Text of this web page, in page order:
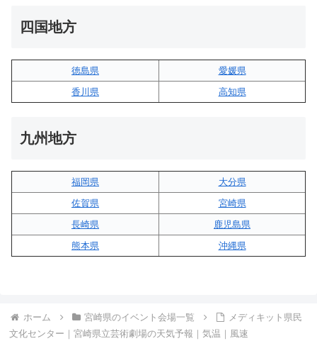
四国地方
徳島県
愛媛県
香川県
高知県
九州地方
福岡県
大分県
佐賀県
宮崎県
長崎県
鹿児島県
熊本県
沖縄県
ホーム 宮崎県のイベント会場一覧
メディキット県民
文化センター｜宮崎県立芸術劇場の天気予報｜気温｜風速